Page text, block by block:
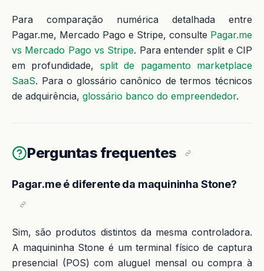
Para comparação numérica detalhada entre
Pagar.me, Mercado Pago e Stripe, consulte Pagar.me
vs Mercado Pago vs Stripe. Para entender split e CIP
em profundidade, split de pagamento marketplace
SaaS. Para o glossário canônico de termos técnicos
de adquirência, glossário banco do empreendedor.
Perguntas frequentes
Pagar.me é diferente da maquininha Stone?
Sim, são produtos distintos da mesma controladora.
A maquininha Stone é um terminal físico de captura
presencial (POS) com aluguel mensal ou compra à